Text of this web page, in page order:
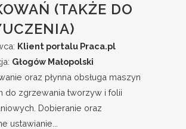
(TAKŻE DO
Klient portalu Praca.pl
Głogów Małopolski
oraz płynna obsługa maszyn
do zgrzewania tworzyw i folii
Dobieranie oraz
ustawianie...